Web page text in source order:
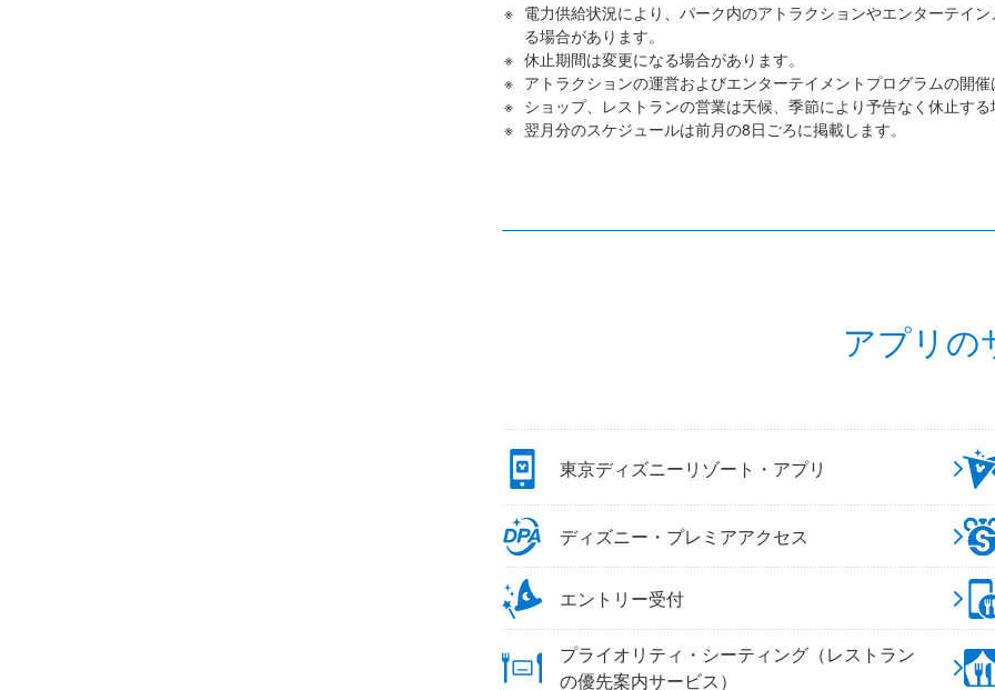
電力供給状況により、パーク内のアトラクションやエンターテイ
る場合があります。
休止期間は変更になる場合があります。
アトラクションの運営およびエンターテイメントプログラムの開
ショップ、レストランの営業は天候、季節により予告なく休止す
翌月分のスケジュールは前月の8日ごろに掲載します。
アプリの
東京ディズニーリゾート・アプリ
ディズニー・プレミアアクセス
エントリー受付
プライオリティ・シーティング（レストラン
の優先案内サービス）